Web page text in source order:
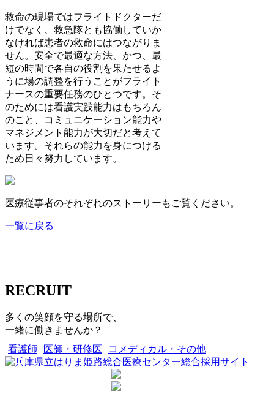
救命の現場ではフライトドクターだ
けでなく、救急隊とも協働していか
なければ患者の救命にはつながりま
せん。安全で最適な方法、かつ、最
短の時間で各自の役割を果たせるよ
うに場の調整を行うことがフライト
ナースの重要任務のひとつです。そ
のためには看護実践能力はもちろん
のこと、コミュニケーション能力や
マネジメント能力が大切だと考えて
います。それらの能力を身につける
ため日々努力しています。
医療従事者のそれぞれのストーリーもご覧ください。
一覧に戻る
RECRUIT
多くの笑顔を守る場所で、
一緒に働きませんか？
看護師
医師・研修医 コメディカル・その他